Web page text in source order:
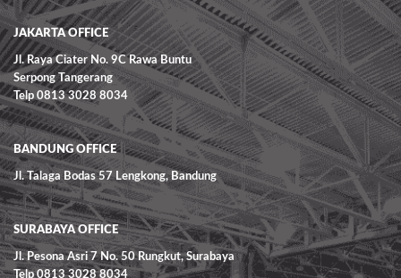
JAKARTA OFFICE
Jl. Raya Ciater No. 9C Rawa Buntu
Serpong Tangerang
Telp 0813 3028 8034
BANDUNG OFFICE
Jl. Talaga Bodas 57 Lengkong, Bandung
SURABAYA OFFICE
Jl. Pesona Asri 7 No. 50 Rungkut, Surabaya
Telp 0813 3028 8034